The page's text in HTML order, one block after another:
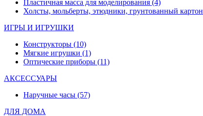
Пластичная масса для моделирования (4)
Холсты, мольберты, этюдники, грунтованный картон
ИГРЫ И ИГРУШКИ
Конструкторы (10)
Мягкие игрушки (1)
Оптические приборы (11)
АКСЕССУАРЫ
Наручные часы (57)
ДЛЯ ДОМА